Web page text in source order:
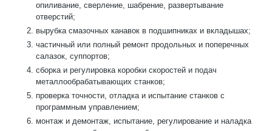
опиливание, сверление, шабрение, развертывание
отверстий;
вырубка смазочных канавок в подшипниках и вкладышах;
частичный или полный ремонт продольных и поперечных
салазок, суппортов;
сборка и регулировка коробки скоростей и подач
металлообрабатывающих станков;
проверка точности, отладка и испытание станков с
программным управлением;
монтаж и демонтаж, испытание, регулирование и наладка